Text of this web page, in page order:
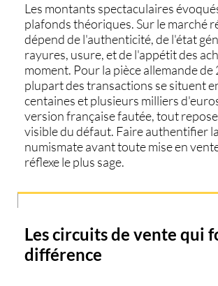
Les montants spectaculaires
plafonds théoriques. Sur le marché
dépend de l'authenticité, de l'état
rayures, usure, et de l'appétit des
moment. Pour la pièce allemande de
plupart des transactions se situent
centaines et plusieurs milliers
version française fautée, tout
visible du défaut. Faire authentifier
numismate avant toute mise en
réflexe le plus sage.
Les circuits de vente qui
différence